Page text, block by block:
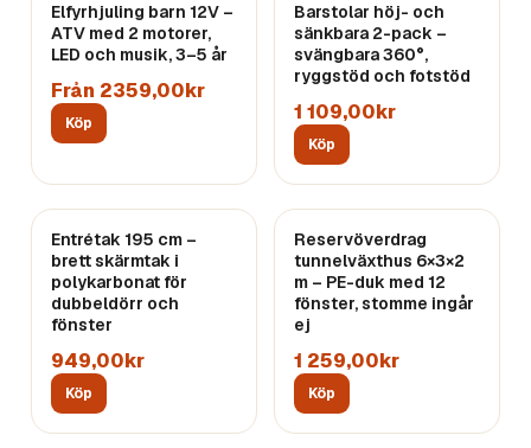
Elfyrhjuling barn 12V –
ATV med 2 motorer,
LED och musik, 3–5 år
Från 2359,00kr
Köp
Barstolar höj- och
sänkbara 2-pack –
svängbara 360°,
ryggstöd och fotstöd
1 109,00kr
Köp
Entrétak 195 cm –
brett skärmtak i
polykarbonat för
dubbeldörr och
fönster
949,00kr
Köp
Reservöverdrag
tunnelväxthus 6×3×2
m – PE-duk med 12
fönster, stomme ingår
ej
1 259,00kr
Köp